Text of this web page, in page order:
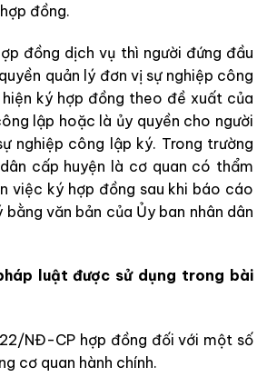
đồng.
đồng dịch vụ thì người đứng đầu
quản lý đơn vị sự nghiệp công
hiện ký hợp đồng theo đề xuất của
lập hoặc là ủy quyền cho người
nghiệp công lập ký. Trong trường
cấp huyện là cơ quan có thẩm
việc ký hợp đồng sau khi báo cáo
văn bản của Ủy ban nhân dân
luật được sử dụng trong bài
NĐ-CP hợp đồng đối với một số
cơ quan hành chính.